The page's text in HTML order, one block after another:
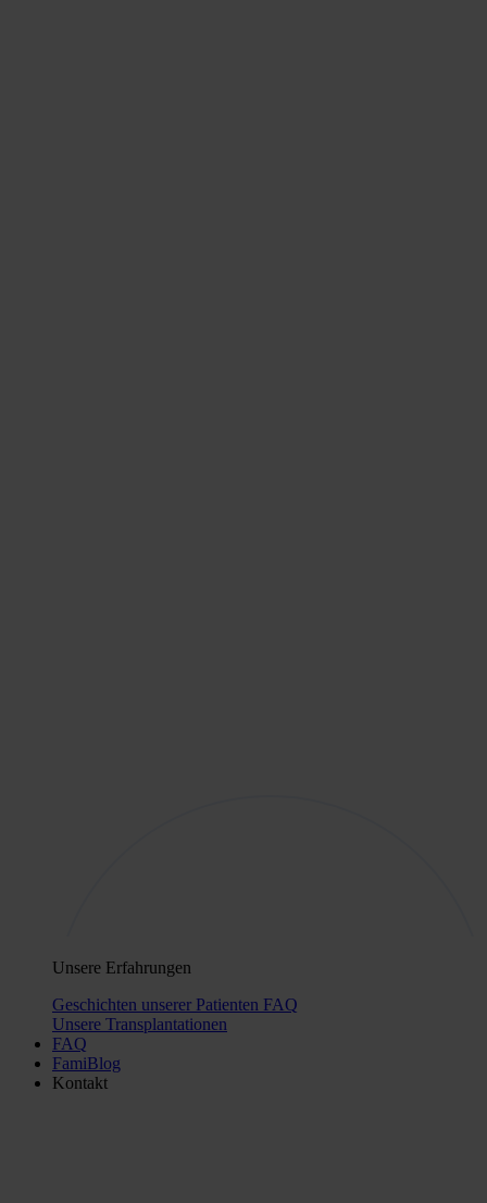
Unsere Erfahrungen
Geschichten unserer Patienten FAQ
Unsere Transplantationen
FAQ
FamiBlog
Kontakt